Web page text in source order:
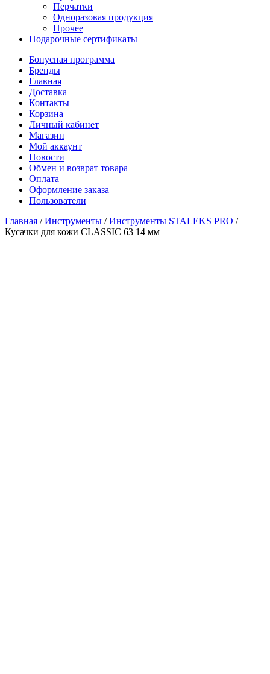
Перчатки
Одноразовая продукция
Прочее
Подарочные сертификаты
Бонусная программа
Бренды
Главная
Доставка
Контакты
Корзина
Личный кабинет
Магазин
Мой аккаунт
Новости
Обмен и возврат товара
Оплата
Оформление заказа
Пользователи
Главная /Инструменты /Инструменты STALEKS PRO /
Кусачки для кожи CLASSIC 63 14 мм